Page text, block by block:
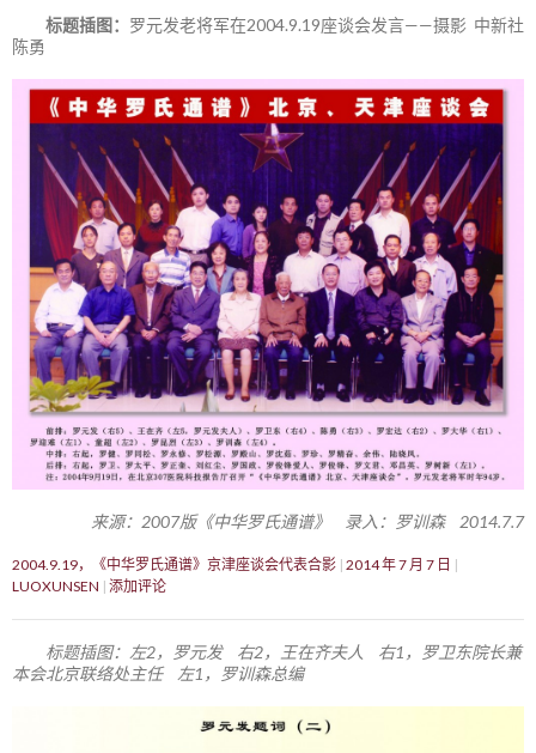
标题插图： 罗元发老将军在2004.9.19座谈会发言——摄影 中新社
陈勇
来源：2007版《中华罗氏通谱》 录入：罗训森 2014.7.7
2004.9.19，《中华罗氏通谱》京津座谈会代表合影 2014 年 7 月 7 日
LUOXUNSEN 添加评论
标题插图：左2，罗元发 右2，王在齐夫人 右1，罗卫东院长兼
本会北京联络处主任 左1，罗训森总编